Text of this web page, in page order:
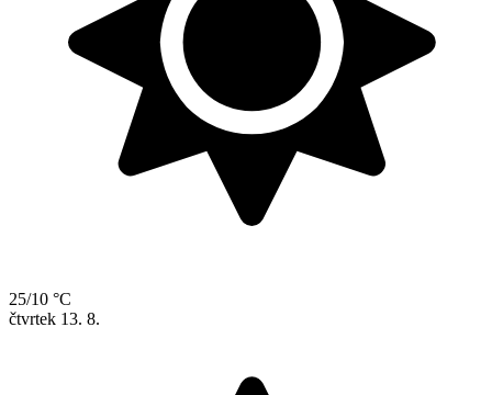
25/10 °C
čtvrtek 13. 8.